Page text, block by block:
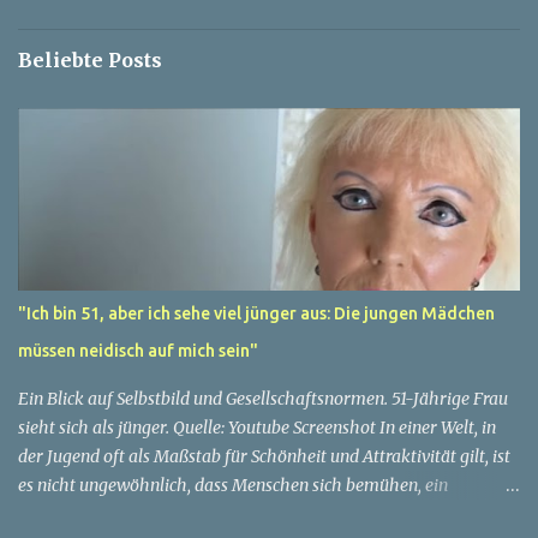
Beliebte Posts
"Ich bin 51, aber ich sehe viel jünger aus: Die jungen Mädchen
müssen neidisch auf mich sein"
Ein Blick auf Selbstbild und Gesellschaftsnormen. 51-Jährige Frau
sieht sich als jünger. Quelle: Youtube Screenshot In einer Welt, in
der Jugend oft als Maßstab für Schönheit und Attraktivität gilt, ist
es nicht ungewöhnlich, dass Menschen sich bemühen, ein